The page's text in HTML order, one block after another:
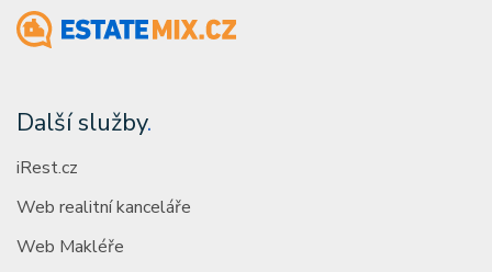
Další služby.
iRest.cz
Web realitní kanceláře
Web Makléře